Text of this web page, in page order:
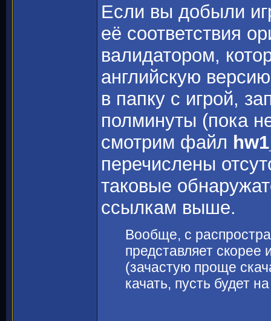
Если вы добыли
её соответствия
валидатором,
английскую
в папку с игрой,
полминуты (пока
смотрим файл
перечислены
таковые
ссылкам выше.
Вообще, с
представляет скорее
(зачастую проще
качать, пусть будет